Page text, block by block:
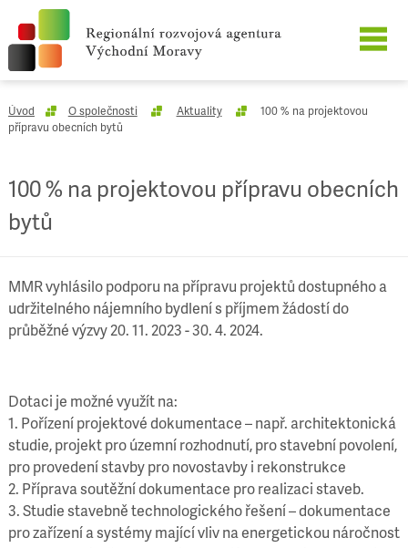
O SPOLEČNOSTI
REFERENCE
KARIÉRA
KONTAKT
Úvod O společnosti Aktuality
100 % na projektovou
přípravu obecních bytů
100 % na projektovou přípravu obecních
bytů
MMR vyhlásilo podporu na přípravu projektů dostupného a
udržitelného nájemního bydlení s příjmem žádostí do
průběžné výzvy 20. 11. 2023 - 30. 4. 2024.
Dotaci je možné využít na:
1. Pořízení projektové dokumentace – např. architektonická
studie, projekt pro územní rozhodnutí, pro stavební povolení,
pro provedení stavby pro novostavby i rekonstrukce
2. Příprava soutěžní dokumentace pro realizaci staveb.
3. Studie stavebně technologického řešení – dokumentace
pro zařízení a systémy mající vliv na energetickou náročnost